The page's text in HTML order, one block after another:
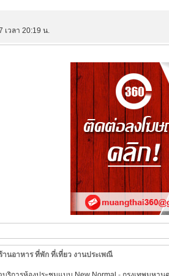
วลา 20:19 น.
นอาหาร ที่พัก ที่เที่ยว งานประเพณี